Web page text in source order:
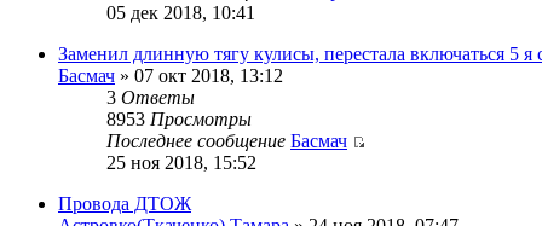
05 дек 2018, 10:41
Заменил длинную тягу кулисы, перестала включаться 5 я
Басмач » 07 окт 2018, 13:12
3 Ответы
8953 Просмотры
Последнее сообщение Басмач
25 ноя 2018, 15:52
Провода ДТОЖ